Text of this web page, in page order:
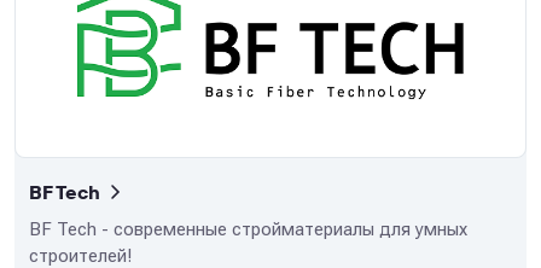
BF Tech
BF Tech - современные стройматериалы для умных
строителей!